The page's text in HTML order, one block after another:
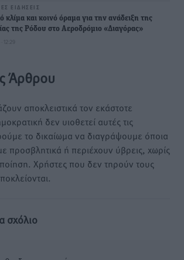
ΕΙΔΉΣΕΙΣ
κλίμα και κοινό όραμα για την ανάδειξη της
της Ρόδου στο Αεροδρόμιο «Διαγόρας»
12:29
Άρθρου
αποκλειστικά τον εκάστοτε
δεν υιοθετεί αυτές τις
το δικαίωμα να διαγράψουμε όποια
προσβλητικά ή περιέχουν ύβρεις, χωρίς
Χρήστες που δεν τηρούν τους
σχόλιο